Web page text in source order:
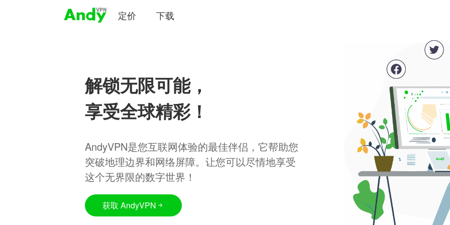
定价 下载
解锁无限可能，
享受全球精彩！
AndyVPN是您互联网体验的最佳伴侣，它帮助您
突破地理边界和网络屏障。让您可以尽情地享受
这个无界限的数字世界！
获取 AndyVPN